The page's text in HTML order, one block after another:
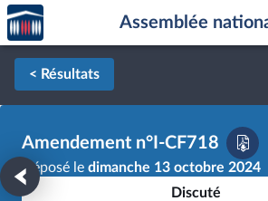
Aller au contenu
Aller en bas de la page
Accèder
à la
page
d'accueil
Assemblée
< Résultats
Amendement n°I-CF718
Déposé le dimanche 13 octobre 2024
Discuté